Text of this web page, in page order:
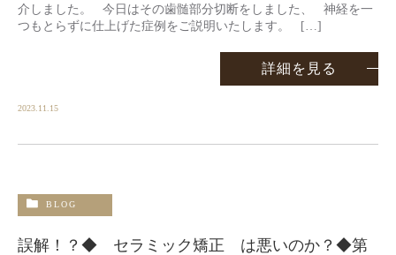
介しました。 今日はその歯髄部分切断をしました、 神経を一
つもとらずに仕上げた症例をご説明いたします。 […]
詳細を見る
2023.11.15
BLOG
誤解！？◆ セラミック矯正 は悪いのか？◆第